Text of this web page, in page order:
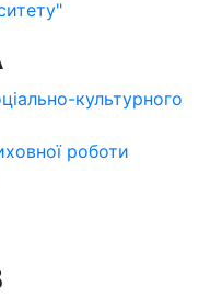
культурного
роботи